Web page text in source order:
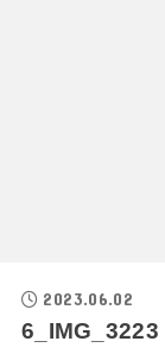
2023.06.02
6_IMG_3223